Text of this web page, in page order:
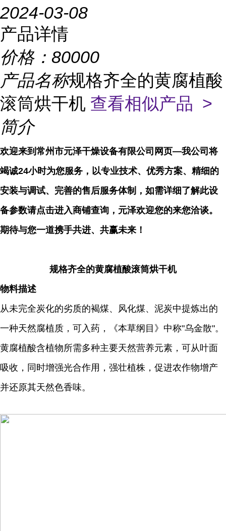
2024-03-08
产品详情
价格： 80000
产品名称规格齐全的黄腐植酸
滚筒烘干机 查看相似产品 >
简介
欢迎来到常州市元泽干燥设备有限公司网页—我公司将
竭诚24小时为您服务，以专业技术、优秀方案、精细的
安装与调试、完善的售后服务体制，如需详细了解此设
备参数请点击进入商铺查询，元泽欢迎您的来您洽谈。
期待与您一道携手共进、共赢未来！
规格齐全的黄腐植酸滚筒烘干机
物料描述
从未完全炭化的劣质的褐煤、风化煤、泥炭中提炼出的
一种天然腐植质，可入药，《本草纲目》中称"乌金散"。
黄腐植酸含植物所需多种主要天然营养元素，可从叶面
吸收，同时增强光合作用，强壮植株，促进农作物增产
并还原其天然色香味。